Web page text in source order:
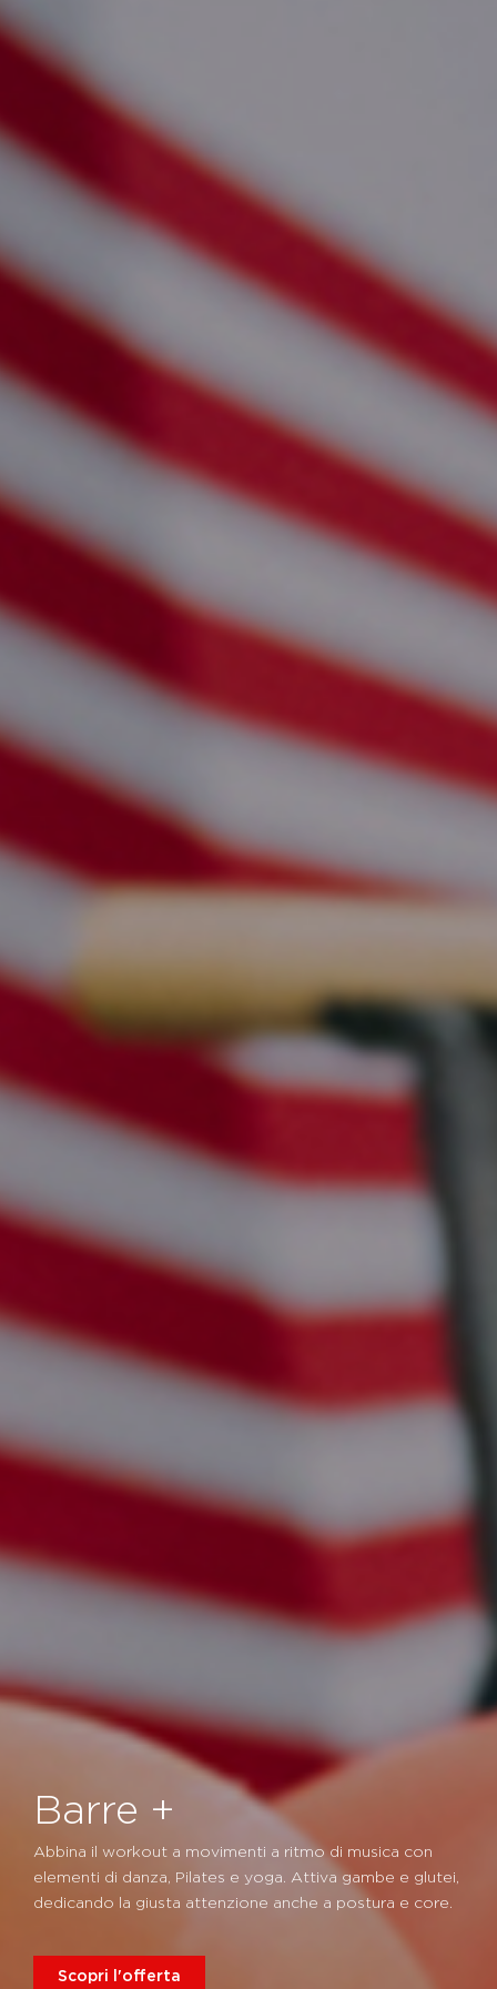
Barre +
Abbina il workout a movimenti a ritmo di musica con
elementi di danza, Pilates e yoga. Attiva gambe e glutei,
dedicando la giusta attenzione anche a postura e core.
Scopri l'offerta